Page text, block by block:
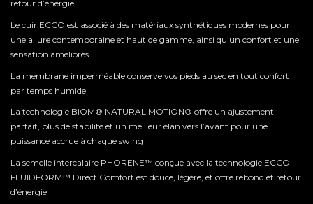
retour d’énergie.
Le cuir ECCO est associé à des matériaux synthétiques modernes pour
une allure contemporaine et haut de gamme, ainsi qu’un confort et une
sensation améliorés
La membrane imperméable conserve vos pieds au sec en tout confort
par temps humide
La technologie BIOM® NATURAL MOTION® offre un ajustement
parfait, plus de stabilité et un meilleur élan vers l’avant pour une
puissance accrue à chaque swing
La semelle intercalaire PHORENE™ conçue avec la technologie ECCO
FLUIDFORM™ Direct Comfort est douce, légère, et offre rebond et retour
d’énergie